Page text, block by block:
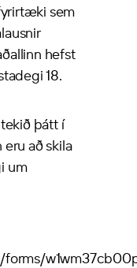
sem
hefst
18.
þátt í
að skila
um
forms/